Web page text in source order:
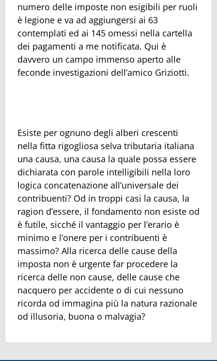
numero delle imposte non esigibili per ruoli
è legione e va ad aggiungersi ai 63
contemplati ed ai 145 omessi nella cartella
dei pagamenti a me notificata. Qui è
davvero un campo immenso aperto alle
feconde investigazioni dell’amico Griziotti.
Esiste per ognuno degli alberi crescenti
nella fitta rigogliosa selva tributaria italiana
una causa, una causa la quale possa essere
dichiarata con parole intelligibili nella loro
logica concatenazione all’universale dei
contribuenti? Od in troppi casi la causa, la
ragion d’essere, il fondamento non esiste od
è futile, sicché il vantaggio per l’erario è
minimo e l’onere per i contribuenti è
massimo? Alla ricerca delle cause della
imposta non è urgente far procedere la
ricerca delle non cause, delle cause che
nacquero per accidente o di cui nessuno
ricorda od immagina più la natura razionale
od illusoria, buona o malvagia?